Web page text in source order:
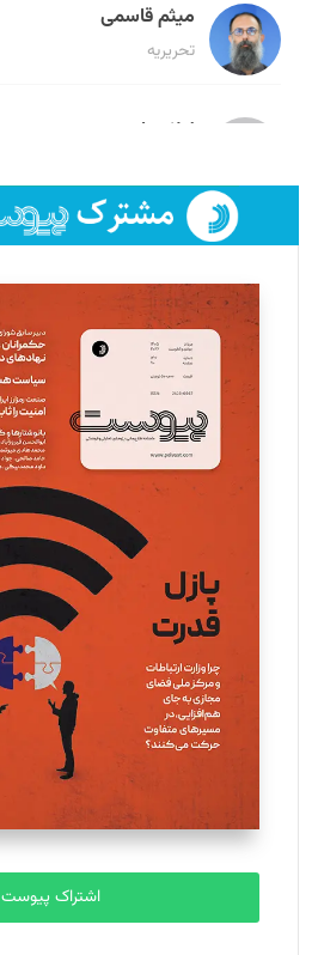
میثم قاسمی
تحریریه
لیلا حنارود
فائزه فتحی رستمی
تحریریه
سروش کرمیان
تحریریه
مینا پاکدل
یسنا امان‌پور
تحریریه
ملینا جعفری
تحریریه
مصطفی مسجدی آرانی
تحریریه
بابک نقاش
اشتراک پیوست